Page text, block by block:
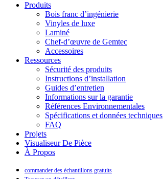
Produits
Bois franc d’ingénierie
Vinyles de luxe
Laminé
Chef-d’œuvre de Gemtec
Accessoires
Ressources
Sécurité des produits
Instructions d’installation
Guides d’entretien
Informations sur la garantie
Références Environnementales
Spécifications et données techniques
FAQ
Projets
Visualiseur De Pièce
À Propos
commander des échantillons gratuits